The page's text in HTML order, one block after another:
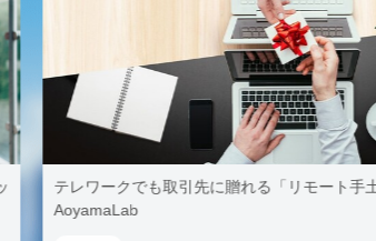
テレワークでも取引先に贈れる「リモート手
AoyamaLab